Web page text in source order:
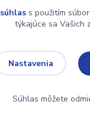
súhlas s použitím
týkajúce sa Vašich
Nastavenia
Súhlas môžete